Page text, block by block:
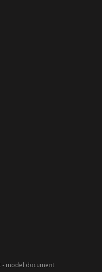
- model document